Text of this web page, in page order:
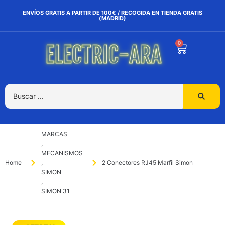
ENVÍOS GRATIS A PARTIR DE 100€ / RECOGIDA EN TIENDA GRATIS
(MADRID)
0
Home
MARCAS
,
MECANISMOS
,
SIMON
,
SIMON 31
2 Conectores RJ45 Marfil Simon